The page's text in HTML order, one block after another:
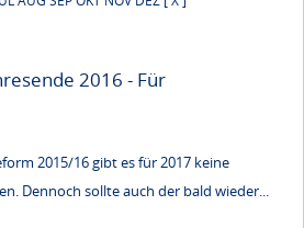
2016 - Für
2015/16 gibt es für 2017 keine
Dennoch sollte auch der bald wieder...